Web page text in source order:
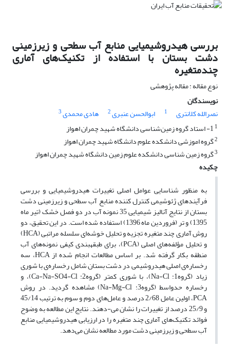
بررسی هیدروشیمیایی منابع آب سطحی و زیرزمینی
دشت بستان با استفاده از تکنیک‌های آماری
چندمتغیره
نوع مقاله : مقاله پژوهشی
نویسندگان
نصرالله کلانتری
1 ابوالحسن عنبری2 هادی محمدی3
1
2گروه اموزشی دانشکده علوم دانشگاه شهید چمران اهواز
3گروه زمین شناسی دانشکده علوم زمین دانشگاه شهید چمران اهواز
چکیده
به منظور شناسایی عوامل اصلی تغییرات هیدروشیمیایی و بررسی
فرآیندهای ژئوشیمی کنترل کننده منابع آب سطحی و زیرزمینی دشت
بستان از نتایج آنالیز شیمیایی 35 نمونه آب در دو فصل خشک (تیر ماه
1395) و تر (فروردین ماه 1396) استفاده شده است. در این تحقیق، دو
روش آماری چند متغیره تجزیه و تحلیل خوشه‌ای سلسله مراتبی (HCA)
و تحلیل مؤلفه‌های اصلی (PCA)، برای طبقهبندی کیفی نمونه‌ها‌ی آب
منطقه بکار گرفته شد. بر اساس مطالعات انجام شده از HCA، سه
رخساره‌ی اصلی هیدروشیمی در دشت بستان شامل رخساره‌ی با شوری
زیاد (گروه1: Na-Cl)، با شوری کمتر (گروه2: Ca-Na-SO4-Cl)، و
رخساره حدواسط (گروه3: Na-Mg-Cl) مشاهده گردید. در روش
PCA، اولین عامل 2/68 درصد و عامل‌های دوم و سوم به ترتیب 45/14
و 25/9 درصد از تغییرات را نشان می-دهند. نتایج این مطالعه به وضوح
فوائد تکنیک‌های آماری چند متغیره را در ارزیابی هیدروشیمیایی منابع
آب سطحی و زیرزمینی دشت مورد مطالعه نشان می‌دهد.